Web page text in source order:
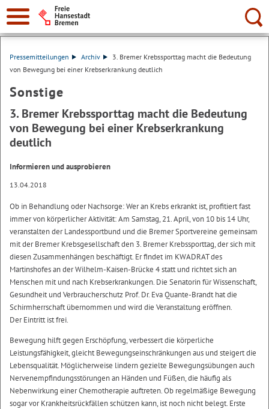
Suche:
Pressemitteilungen Archiv
3. Bremer Krebssporttag macht die Bedeutung
von Bewegung bei einer Krebserkrankung deutlich
Sonstige
3. Bremer Krebssporttag macht die Bedeutung
von Bewegung bei einer Krebserkrankung
deutlich
Informieren und ausprobieren
13.04.2018
Ob in Behandlung oder Nachsorge: Wer an Krebs erkrankt ist, profitiert fast
immer von körperlicher Aktivität: Am Samstag, 21. April, von 10 bis 14 Uhr,
veranstalten der Landessportbund und die Bremer Sportvereine gemeinsam
mit der Bremer Krebsgesellschaft den 3. Bremer Krebssporttag, der sich mit
diesen Zusammenhängen beschäftigt. Er findet im KWADRAT des
Martinshofes an der Wilhelm-Kaisen-Brücke 4 statt und richtet sich an
Menschen mit und nach Krebserkrankungen. Die Senatorin für Wissenschaft,
Gesundheit und Verbraucherschutz Prof. Dr. Eva Quante-Brandt hat die
Schirmherrschaft übernommen und wird die Veranstaltung eröffnen.
Der Eintritt ist frei.
Bewegung hilft gegen Erschöpfung, verbessert die körperliche
Leistungsfähigkeit, gleicht Bewegungseinschränkungen aus und steigert die
Lebensqualität. Möglicherweise lindern gezielte Bewegungsübungen auch
Nervenempfindungsstörungen an Händen und Füßen, die häufig als
Nebenwirkung einer Chemotherapie auftreten. Ob regelmäßige Bewegung
sogar vor Krankheitsrückfällen schützen kann, ist noch nicht belegt. Erste